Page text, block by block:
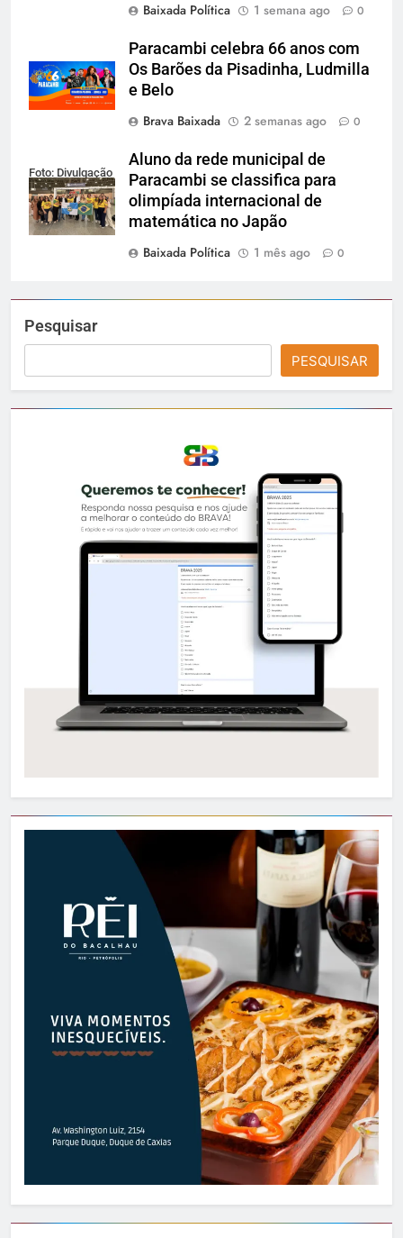
Baixada Política
1 semana ago 0
Paracambi celebra 66 anos com
Os Barões da Pisadinha, Ludmilla
e Belo
Brava Baixada
2 semanas ago 0
Foto: Divulgação
Aluno da rede municipal de
Paracambi se classifica para
olimpíada internacional de
matemática no Japão
Baixada Política
1 mês ago 0
Pesquisar
PESQUISAR